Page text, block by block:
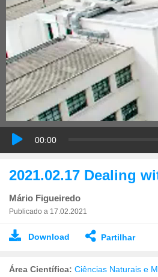
00:00
2021.02.17 Dealing
Mário Figueiredo
Publicado a 17.02.2021
Download Partilhar
Área Científica: Ciências Naturais e